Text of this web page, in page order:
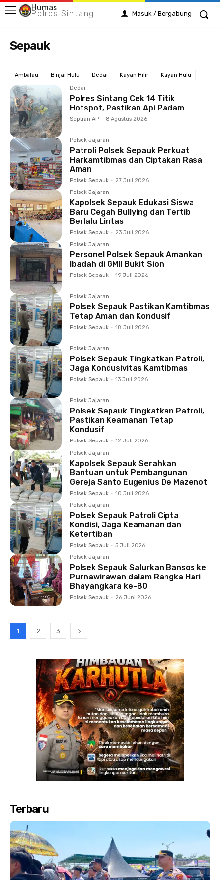
Humas
Polres Sintang Masuk / Bergabung
Sepauk
Ambalau Binjai Hulu Dedai Kayan Hilir Kayan Hulu
Dedai
Polres Sintang Cek 14 Titik
Hotspot, Pastikan Api Padam
Septian AP - 8 Agustus 2026
Polsek Jajaran
Patroli Polsek Sepauk Perkuat
Harkamtibmas dan Ciptakan Rasa
Aman
Polsek Sepauk - 27 Juli 2026
Polsek Jajaran
Kapolsek Sepauk Edukasi Siswa
Baru Cegah Bullying dan Tertib
Berlalu Lintas
Polsek Sepauk - 23 Juli 2026
Polsek Jajaran
Personel Polsek Sepauk Amankan
Ibadah di GMII Bukit Sion
Polsek Sepauk - 19 Juli 2026
Polsek Jajaran
Polsek Sepauk Pastikan Kamtibmas
Tetap Aman dan Kondusif
Polsek Sepauk - 18 Juli 2026
Polsek Jajaran
Polsek Sepauk Tingkatkan Patroli,
Jaga Kondusivitas Kamtibmas
Polsek Sepauk - 13 Juli 2026
Polsek Jajaran
Polsek Sepauk Tingkatkan Patroli,
Pastikan Keamanan Tetap
Kondusif
Polsek Sepauk - 12 Juli 2026
Polsek Jajaran
Kapolsek Sepauk Serahkan
Bantuan untuk Pembangunan
Gereja Santo Eugenius De Mazenot
Polsek Sepauk - 10 Juli 2026
Polsek Jajaran
Polsek Sepauk Patroli Cipta
Kondisi, Jaga Keamanan dan
Ketertiban
Polsek Sepauk - 5 Juli 2026
Polsek Jajaran
Polsek Sepauk Salurkan Bansos ke
Purnawirawan dalam Rangka Hari
Bhayangkara ke-80
Polsek Sepauk - 26 Juni 2026
1 2 3
Terbaru